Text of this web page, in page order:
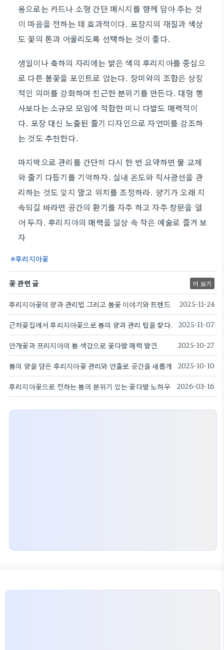
용으로는 카드나 소형 간단 메시지를 함께 담아 주는 것
이 마음을 전하는 데 효과적이다. 포장지의 재질과 색상
도 꽃의 톤과 어울리도록 선택하는 것이 좋다.
생일이나 축하의 자리에는 밝은 색의 후리지아를 중심으
로 다른 봄꽃을 포인트로 얹는다. 장미와의 조합은 상징
적인 의미를 강화하며 친근한 분위기를 만든다. 대형 행
사보다는 소규모 모임에 적합한 미니 다발도 매력적이
다. 포장 대신 노출된 줄기 디자인으로 자연미를 강조하
는 것도 추천한다.
마지막으로 관리를 간단히 다시 한 번 요약하면 물 교체
와 줄기 다듬기를 기억하자. 실내 온도와 직사광선을 관
리하는 것도 잊지 말고 위치를 조정하라. 향기가 오래 지
속되길 바라면 공간의 환기를 자주 하고 자주 창문을 열
어 두자. 후리지아의 매력을 일상 속 작은 예술로 즐겨 보
자
후리지아꽃
꽃 관련 글 더 보기
후리지아꽃의 향과 관리법 그리고 봄꽃 이야기와 트렌드 2025-11-24
근처꽃집에서 후리지아꽃으로 봄의 향과 관리 팁을 찾다. 2025-11-07
안개꽃과 프리지아의 봄 색감으로 꽃다발 매력 발견 2025-10-27
봄의 향을 담은 후리지아꽃 관리와 연출로 공간을 새롭게 2025-10-10
후리지아꽃으로 전하는 봄의 분위기 있는 꽃다발 노하우 2026-03-16